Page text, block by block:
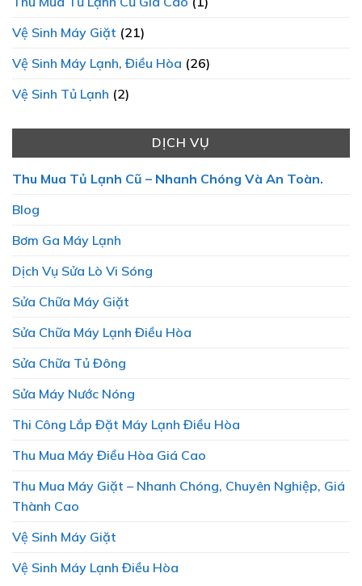
Vệ Sinh Máy Giặt (21)
Vệ Sinh Máy Lạnh, Điều Hòa (26)
Vệ Sinh Tủ Lạnh (2)
DỊCH VỤ
Thu Mua Tủ Lạnh Cũ – Nhanh Chóng Và An Toàn.
Blog
Bơm Ga Máy Lạnh
Dịch Vụ Sửa Lò Vi Sóng
Sửa Chữa Máy Giặt
Sửa Chữa Máy Lạnh Điều Hòa
Sửa Chữa Tủ Đông
Sửa Máy Nước Nóng
Thi Công Lắp Đặt Máy Lạnh Điều Hòa
Thu Mua Máy Điều Hòa Giá Cao
Thu Mua Máy Giặt – Nhanh Chóng, Chuyên Nghiệp, Giá
Thành Cao
Vệ Sinh Máy Giặt
Vệ Sinh Máy Lạnh Điều Hòa